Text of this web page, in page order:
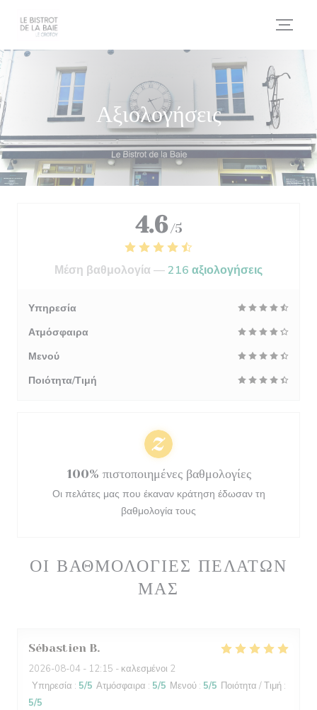
Αξιολογήσεις
ΟΙ ΒΑΘΜΟΛΟΓΊΕΣ ΠΕΛΑΤΏΝ
ΜΑΣ
Sébastien B
2026-08-04 - 12:15 - καλεσμένοι 2
Υπηρεσία : 5/5 Ατμόσφαιρα : 5/5 Μενού : 5/5 Ποιότητα / Τιμή :
5/5
4.6 /5
Μέση βαθμολογία —216 αξιολογήσεις
Υπηρεσία
Ατμόσφαιρα
Μενού
Ποιότητα/Τιμή
100% πιστοποιημένες βαθμολογίες
Οι πελάτες μας που έκαναν κράτηση έδωσαν τη
βαθμολογία τους